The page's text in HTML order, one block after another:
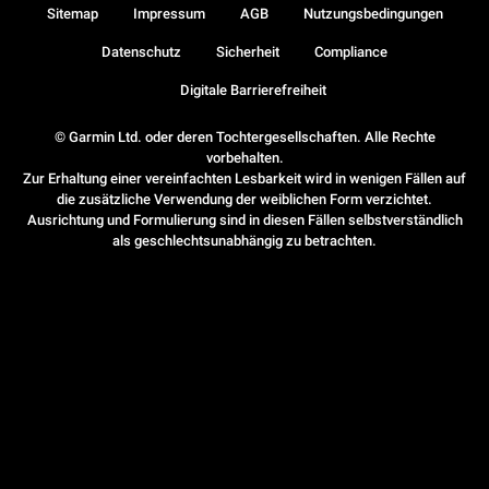
© Garmin Ltd. oder deren Tochtergesellschaften. Alle Rechte
vorbehalten.
Zur Erhaltung einer vereinfachten Lesbarkeit wird in wenigen Fällen auf
die zusätzliche Verwendung der weiblichen Form verzichtet.
Ausrichtung und Formulierung sind in diesen Fällen selbstverständlich
als geschlechtsunabhängig zu betrachten.
Sitemap Impressum AGB Nutzungsbedingungen
Datenschutz Sicherheit Compliance
Digitale Barrierefreiheit